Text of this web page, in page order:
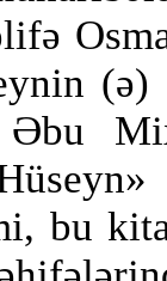
(ə)
Əbu
bu